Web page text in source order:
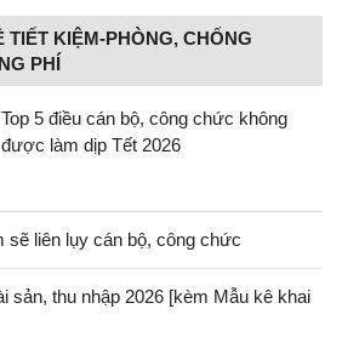
TIẾT KIỆM-PHÒNG, CHỐNG
PHÍ
Top 5 điều cán bộ, công chức không
được làm dịp Tết 2026
sẽ liên lụy cán bộ, công chức
sản, thu nhập 2026 [kèm Mẫu kê khai